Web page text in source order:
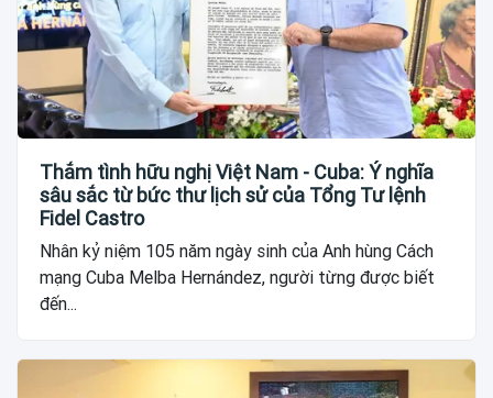
Thắm tình hữu nghị Việt Nam - Cuba: Ý nghĩa
sâu sắc từ bức thư lịch sử của Tổng Tư lệnh
Fidel Castro
Nhân kỷ niệm 105 năm ngày sinh của Anh hùng Cách
mạng Cuba Melba Hernández, người từng được biết
đến...